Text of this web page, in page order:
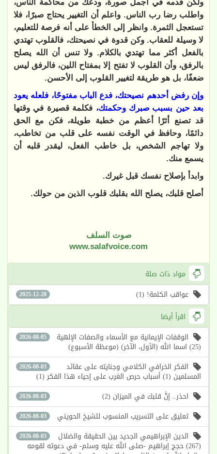
ولكن قدمه في أجمل صورة، ودعك من محاكمة الناس،
واطلب رضا رب الناس. واعلم أن التغيير يحتاج صبرًا، فلا
تستعجل الثمرة. وانظر إلى الخطأ على أنه فرصة للتعليم،
لا وسيلة للعقاب. وكن قدوة في نصيحتك، فالقلوب تهتدي
بالفعل أكثر مما تهتدي بالكلام. ولا تنس أن الله يصلح
بالرفق، وأن القلوب لا تفتح إلا بمفتاح اللين، فالرفق ليس
ضعفًا، بل هو طريقة لتغيير القلوب إلى الأحسن.
وإن رفض أحدهم نصيحتك، فدع الباب مفتوحًا، فلعله يعود
بعد حين بسبب صبرك وحكمتك، فكلمة قصيرة في وقتها
قد تصنع أثرًا أعظم من خطبة طويلة، فكن مع الحق
دائمًا، وحافظ في الوقت نفسه على قلب من تخاطب،
ولا تهاجم الشخص، بل خاطب الفعل، ليقدر قلبه أن
يسمع منك.
وابدأ بإصلاح نفسك قبل غيرك.
أصلح قلبك، يصلح الله بقلبك قلوب الذين من حولك.
صوت السلف
www.salafvoice.com
مواد ذات صلة
2025-12-28
عواقب الكلمة! (1)
اقرأ أيضا
2026-08-05 الوقفات الإيمانية مع الأسماء والصفات الإلهية
(25) اسما الله (الأول، الآخر) (موعظة الأسبوع)
2026-08-03 الفكر الخرافي الكلامي وجنايته على عقائد
المسلمين (1) أسباب حرص الغرب على إحياء هذا الفكر (1)
2026-08-03 احذر.. إنَّ قلبك في الميزان (2)
2026-08-03 تعليق على التسريب المنسوب للشيخ الحويني
2026-08-03 الدين الإبراهيمي الجديد بين الحقيقة والضلال
(267) حجج إبراهيم -صلى الله عليه وسلم- في دعوته لقومه